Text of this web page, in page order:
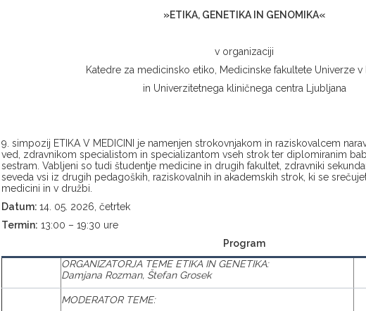
»ETIKA, GENETIKA IN GENOMIKA«
v organizaciji
Katedre za medicinsko etiko, Medicinske fakultete Univerze v
in Univerzitetnega kliničnega centra Ljubljana
9. simpozij ETIKA V MEDICINI je namenjen strokovnjakom in raziskovalcem
ved, zdravnikom specialistom in specializantom vseh strok ter diplomiranim
sestram. Vabljeni so tudi študentje medicine in drugih fakultet, zdravniki
seveda vsi iz drugih pedagoških, raziskovalnih in akademskih strok, ki se
medicini in v družbi.
Datum: 14. 05. 2026, četrtek
Termin: 13:00 – 19:30 ure
Program
ORGANIZATORJA TEME ETIKA IN GENETIKA:
Damjana Rozman, Štefan Grosek
MODERATOR TEME: